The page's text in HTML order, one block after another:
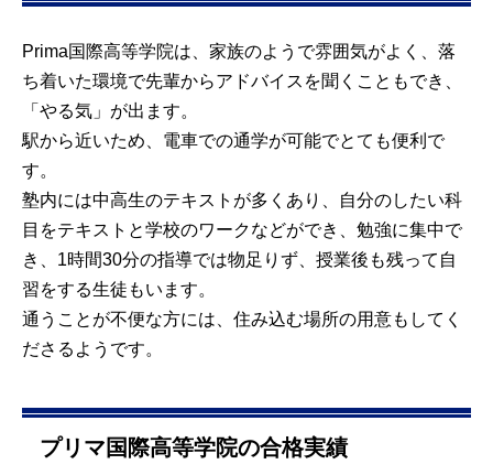
Prima国際高等学院は、家族のようで雰囲気がよく、落
ち着いた環境で先輩からアドバイスを聞くこともでき、
「やる気」が出ます。
駅から近いため、電車での通学が可能でとても便利で
す。
塾内には中高生のテキストが多くあり、自分のしたい科
目をテキストと学校のワークなどができ、勉強に集中で
き、1時間30分の指導では物足りず、授業後も残って自
習をする生徒もいます。
通うことが不便な方には、住み込む場所の用意もしてく
ださるようです。
プリマ国際高等学院の合格実績